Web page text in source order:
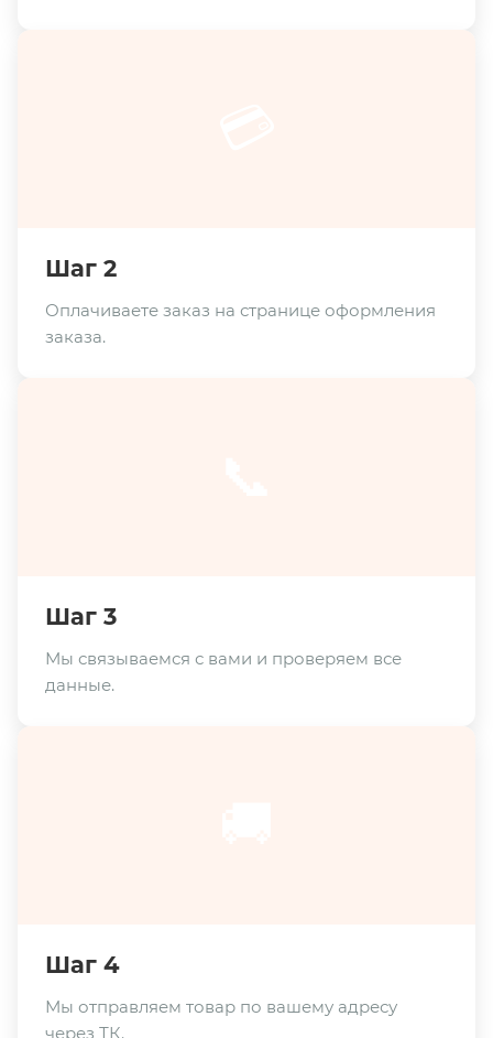
Шаг 2
Оплачиваете заказ на странице оформления
заказа.
Шаг 3
Мы связываемся с вами и проверяем все
данные.
Шаг 4
Мы отправляем товар по вашему адресу
через ТК.